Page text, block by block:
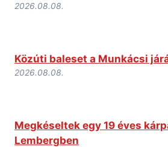
2026.08.08.
Közúti baleset a Munkácsi
2026.08.08.
Megkéseltek egy 19 éves
Lembergben